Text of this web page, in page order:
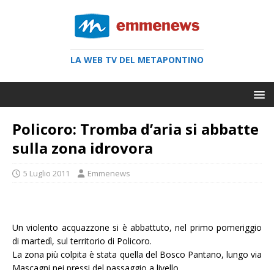
LA WEB TV DEL METAPONTINO
Policoro: Tromba d’aria si abbatte
sulla zona idrovora
5 Luglio 2011 Emmenews
Un violento acquazzone si è abbattuto, nel primo pomeriggio
di martedì, sul territorio di Policoro.
La zona più colpita è stata quella del Bosco Pantano, lungo via